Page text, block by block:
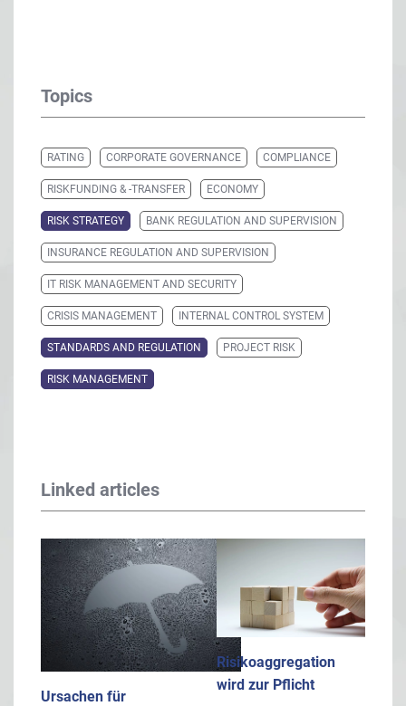
Topics
RATING CORPORATE GOVERNANCE COMPLIANCE
RISKFUNDING & -TRANSFER ECONOMY
RISK STRATEGY BANK REGULATION AND SUPERVISION
INSURANCE REGULATION AND SUPERVISION
IT RISK MANAGEMENT AND SECURITY
CRISIS MANAGEMENT INTERNAL CONTROL SYSTEM
STANDARDS AND REGULATION PROJECT RISK
RISK MANAGEMENT
Linked articles
Ursachen für
Risikoaggregation
wird zur Pflicht